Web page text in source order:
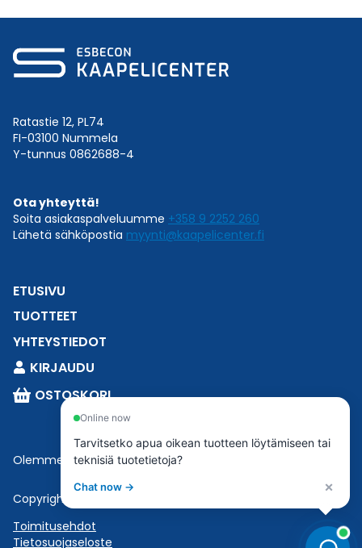
Ratastie 12, PL74
FI-03100 Nummela
Y-tunnus 0862688-4
Ota yhteyttä!
Soita asiakaspalveluumme +358 9 2252 260
Lähetä sähköpostia myynti@kaapelicenter.fi
ETUSIVU
TUOTTEET
YHTEYSTIEDOT
KIRJAUDU
OSTOSKORI
Olemme osaEsbeconia.
Copyright © 2023 Esbecon | All Rights Reserved
Toimitusehdot
Tietosuojaseloste
Online now
Tarvitsetko apua oikean tuotteen löytämiseen tai
teknisiä tuotetietoja?
Chat now → ×